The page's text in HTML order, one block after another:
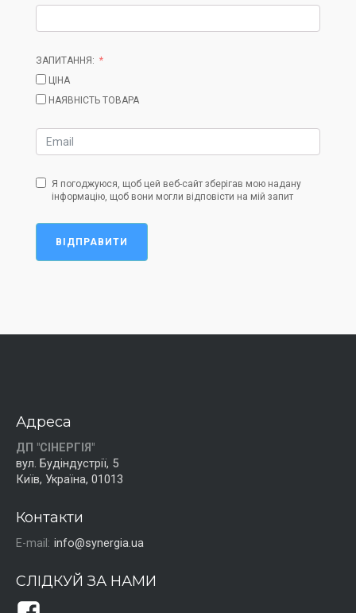
ЗАПИТАННЯ:
ЦІНА
НАЯВНІСТЬ ТОВАРА
Я погоджуюся, щоб цей веб-сайт зберігав мою надану
інформацію, щоб вони могли відповісти на мій запит
ВІДПРАВИТИ
Адреса
ДП "СІНЕРГІЯ"
вул. Будіндустрії, 5
Київ, Україна, 01013
Контакти
E-mail: info@synergia.ua
СЛІДКУЙ ЗА НАМИ